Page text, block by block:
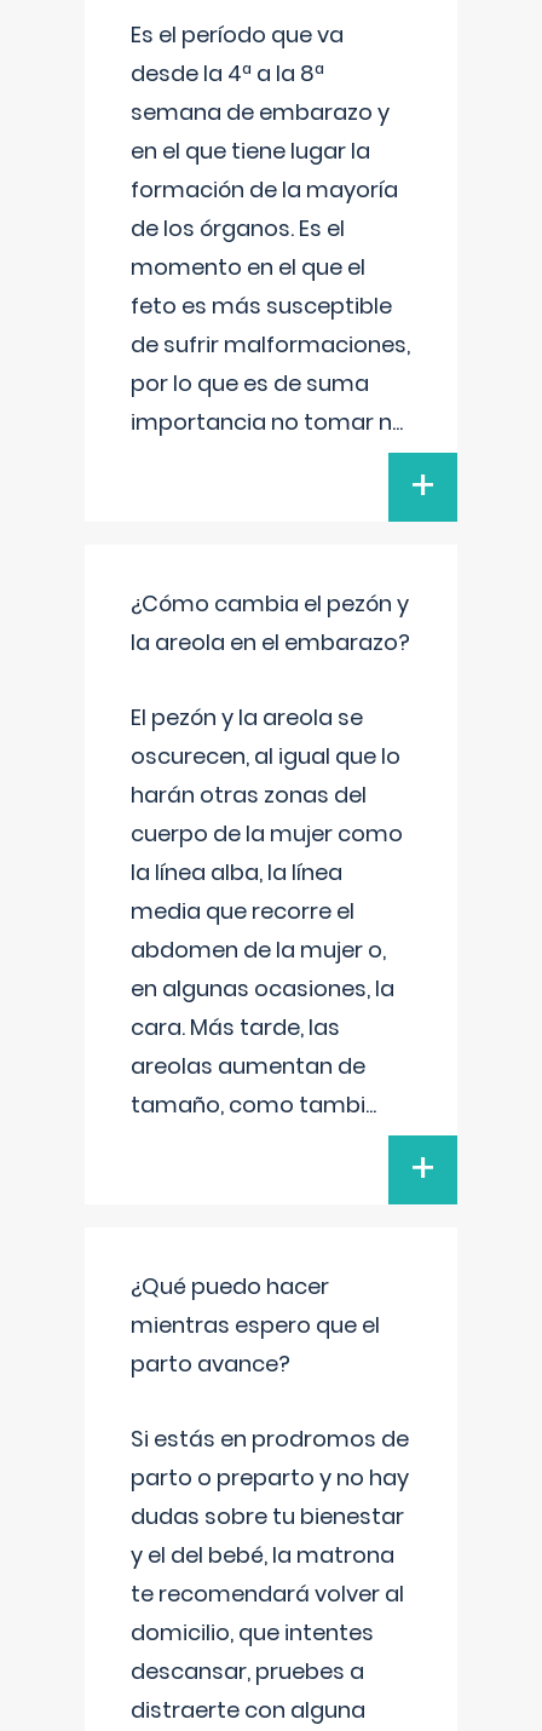
Es el período que va
desde la 4ª a la 8ª
semana de embarazo y
en el que tiene lugar la
formación de la mayoría
de los órganos. Es el
momento en el que el
feto es más susceptible
de sufrir malformaciones,
por lo que es de suma
importancia no tomar n...
+
¿Cómo cambia el pezón y
la areola en el embarazo?
El pezón y la areola se
oscurecen, al igual que lo
harán otras zonas del
cuerpo de la mujer como
la línea alba, la línea
media que recorre el
abdomen de la mujer o,
en algunas ocasiones, la
cara. Más tarde, las
areolas aumentan de
tamaño, como tambi...
+
¿Qué puedo hacer
mientras espero que el
parto avance?
Si estás en prodromos de
parto o preparto y no hay
dudas sobre tu bienestar
y el del bebé, la matrona
te recomendará volver al
domicilio, que intentes
descansar, pruebes a
distraerte con alguna